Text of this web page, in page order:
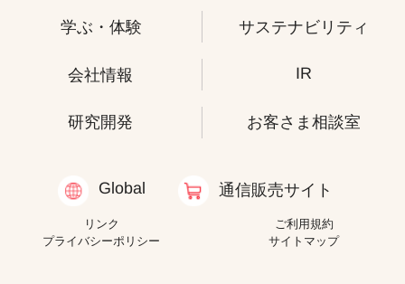
学ぶ・体験 サステナビリティ
会社情報 IR
研究開発 お客さま相談室
Global 通信販売サイト
リンク
ご利用規約
プライバシーポリシー
サイトマップ